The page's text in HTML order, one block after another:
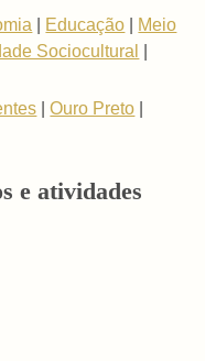
Educação
Meio
Sociocultural
|Ouro Preto
e atividades